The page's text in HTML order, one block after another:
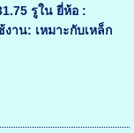
รูใน ยี่ห้อ :
าน: เหมาะกับเหล็ก